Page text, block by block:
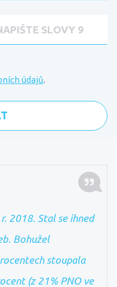
údajů.
2018. Stal se ihned
Bohužel
stoupala
(z 21% PNO ve